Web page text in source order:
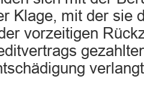
Klage, mit der sie
vorzeitigen